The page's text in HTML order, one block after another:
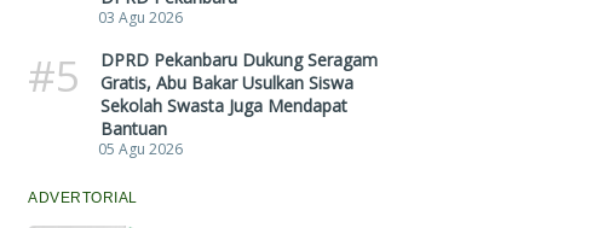
03 Agu 2026
#5
DPRD Pekanbaru Dukung Seragam
Gratis, Abu Bakar Usulkan Siswa
Sekolah Swasta Juga Mendapat
Bantuan
05 Agu 2026
ADVERTORIAL